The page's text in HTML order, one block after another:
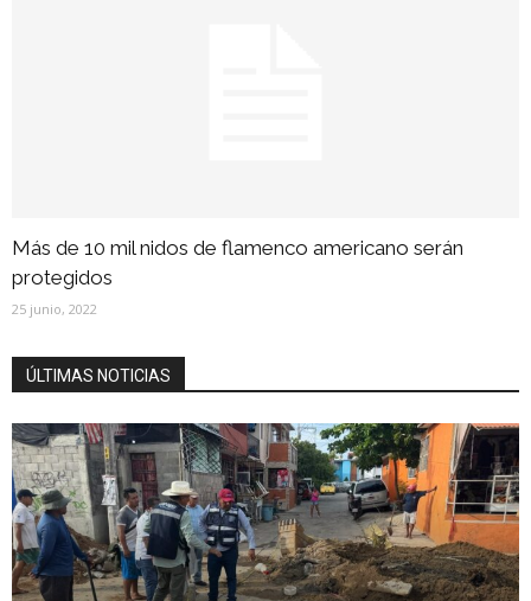
Más de 10 mil nidos de flamenco americano serán
protegidos
25 junio, 2022
ÚLTIMAS NOTICIAS